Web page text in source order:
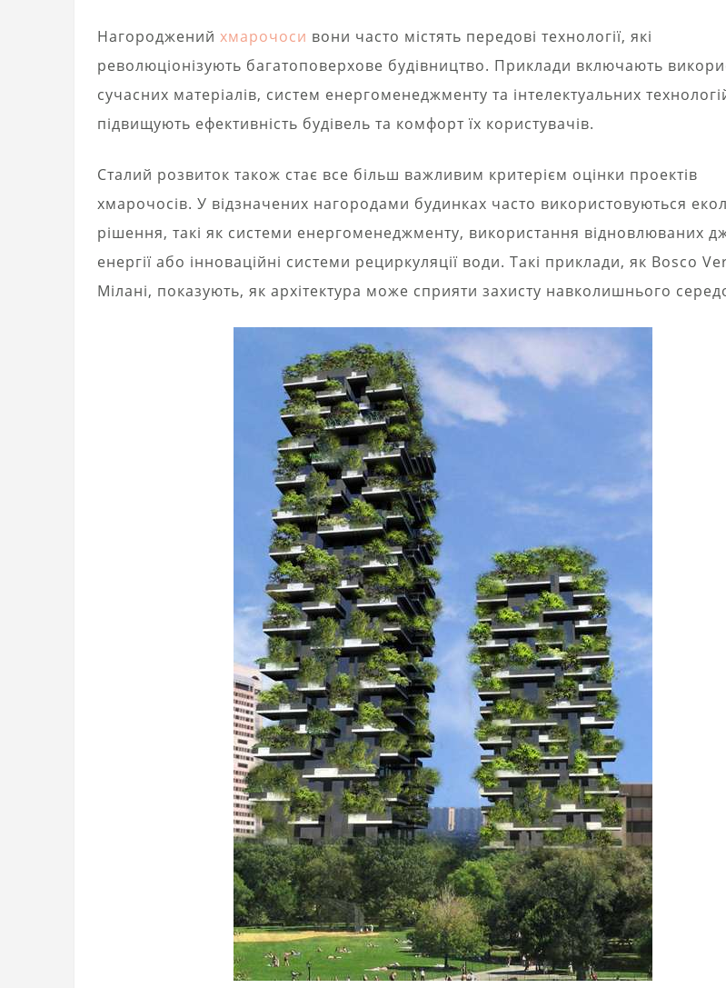
Нагороджений хмарочоси вони часто містять передові технології, які
революціонізують багатоповерхове будівництво. Приклади включають
сучасних матеріалів, систем енергоменеджменту та інтелектуальних
підвищують ефективність будівель та комфорт їх користувачів.
Сталий розвиток також стає все більш важливим критерієм оцінки проектів
хмарочосів. У відзначених нагородами будинках часто використовуються
рішення, такі як системи енергоменеджменту, використання відновлюваних
енергії або інноваційні системи рециркуляції води. Такі приклади, як Bosco
Мілані, показують, як архітектура може сприяти захисту навколишнього